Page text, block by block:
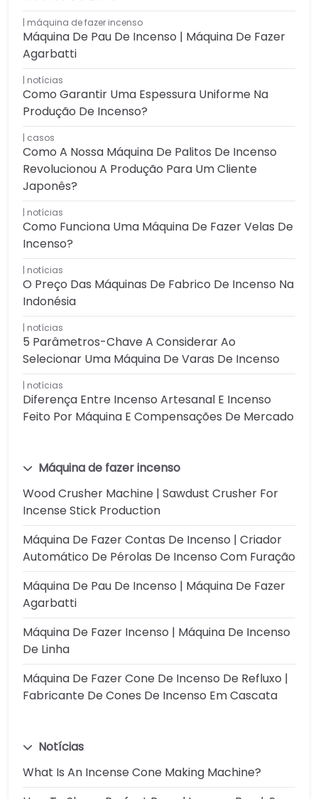
máquina de fazer incenso
Máquina De Pau De Incenso | Máquina De Fazer
Agarbatti
notícias
Como Garantir Uma Espessura Uniforme Na
Produção De Incenso?
casos
Como A Nossa Máquina De Palitos De Incenso
Revolucionou A Produção Para Um Cliente
Japonês?
notícias
Como Funciona Uma Máquina De Fazer Velas De
Incenso?
notícias
O Preço Das Máquinas De Fabrico De Incenso Na
Indonésia
notícias
5 Parâmetros-Chave A Considerar Ao
Selecionar Uma Máquina De Varas De Incenso
notícias
Diferença Entre Incenso Artesanal E Incenso
Feito Por Máquina E Compensações De Mercado
Máquina de fazer incenso
Wood Crusher Machine | Sawdust Crusher For
Incense Stick Production
Máquina De Fazer Contas De Incenso | Criador
Automático De Pérolas De Incenso Com Furação
Máquina De Pau De Incenso | Máquina De Fazer
Agarbatti
Máquina De Fazer Incenso | Máquina De Incenso
De Linha
Máquina De Fazer Cone De Incenso De Refluxo |
Fabricante De Cones De Incenso Em Cascata
Notícias
What Is An Incense Cone Making Machine?